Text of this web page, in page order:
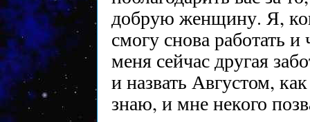
добрую женщину. Я,
смогу снова работать
меня сейчас другая
и назвать Августом,
знаю, и мне некого